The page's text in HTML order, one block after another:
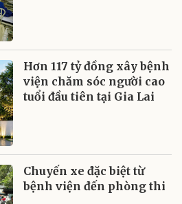
Hơn 117 tỷ đồng xây bệnh
viện chăm sóc người cao
tuổi đầu tiên tại Gia Lai
Chuyến xe đặc biệt từ
bệnh viện đến phòng thi